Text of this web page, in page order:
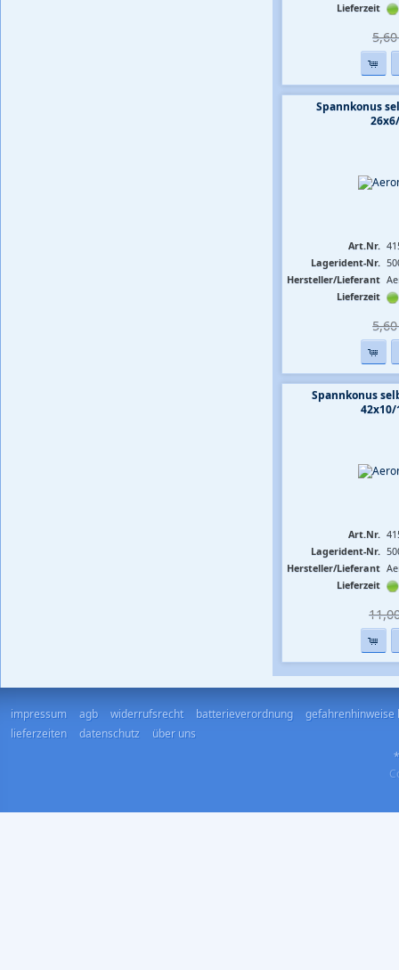
Lieferzeit
5,60
Spannkonus
Art.Nr.
Lagerident-Nr.
Hersteller/Lieferant
Lieferzeit
5,60
Spannkonus
Art.Nr.
Lagerident-Nr.
Hersteller/Lieferant
Lieferzeit
11,00
impressum agb widerrufsrecht batterieverordnung
gefahrenhinweise
lieferzeiten
datenschutz
über uns